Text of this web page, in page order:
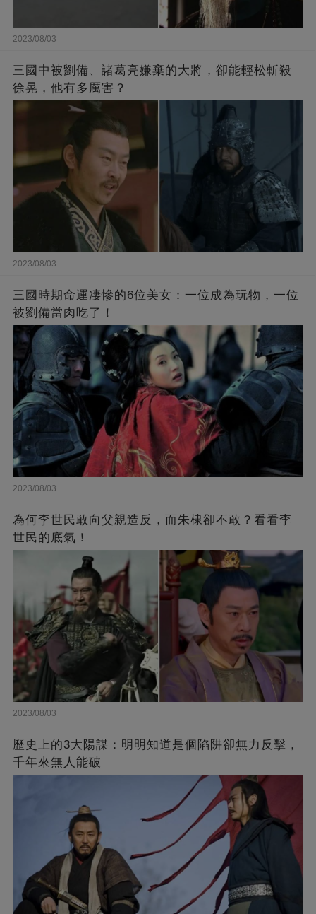
2023/08/03
三國中被劉備、諸葛亮嫌棄的大將，卻能輕松斬殺
徐晃，他有多厲害？
2023/08/03
三國時期命運凄慘的6位美女：一位成為玩物，一位
被劉備當肉吃了！
2023/08/03
為何李世民敢向父親造反，而朱棣卻不敢？看看李
世民的底氣！
2023/08/03
歷史上的3大陽謀：明明知道是個陷阱卻無力反擊，
千年來無人能破